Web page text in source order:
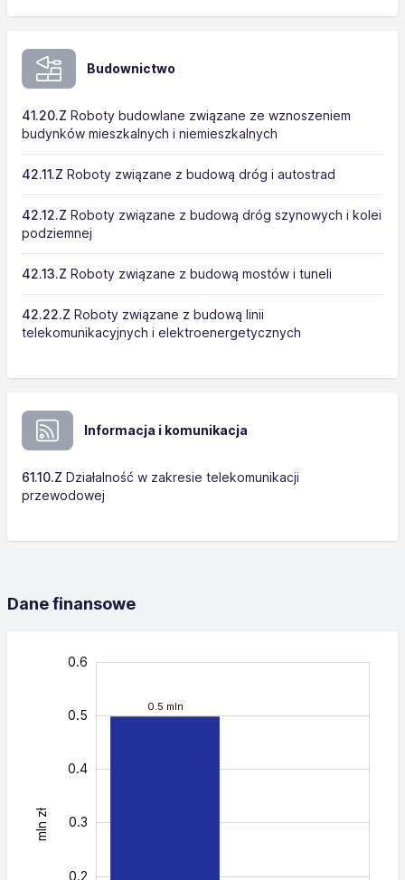
Budownictwo
41.20.Z Roboty budowlane związane ze wznoszeniem
budynków mieszkalnych i niemieszkalnych
42.11.Z Roboty związane z budową dróg i autostrad
42.12.Z Roboty związane z budową dróg szynowych i kolei
podziemnej
42.13.Z Roboty związane z budową mostów i tuneli
42.22.Z Roboty związane z budową linii
telekomunikacyjnych i elektroenergetycznych
Informacja i komunikacja
61.10.Z Działalność w zakresie telekomunikacji
przewodowej
Dane finansowe
0.5 mln
mln zł 0.05
0.2
0.3
0.4
0.5
0.6